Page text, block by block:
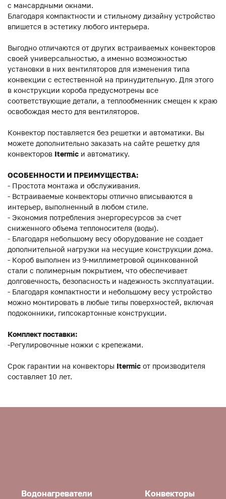
с мансардными окнами.
Благодаря компактности и стильному дизайну устройство
впишется в эстетику любого интерьера.
Выгодно отличаются от других встраиваемых конвекторов
своей универсальностью, а именно возможностью
установки в них вентиляторов для изменения типа
конвекции с естественной на принудительную. Для этого
в конструкции короба предусмотрены все
соответствующие детали, а теплообменник смещен к краю
освобождая место для вентиляторов.
Конвектор поставляется без решетки и автоматики. Вы
можете дополнительно заказать на сайте решетку для
конвекторов Itermic и автоматику.
ОСОБЕННОСТИ И ПРЕИМУЩЕСТВА:
- Простота монтажа и обслуживания.
- Встраиваемые конвекторы отлично вписываются в
интерьер, выполненный в любом стиле.
- Экономия потребления энергоресурсов за счет
сниженного объема теплоносителя (воды).
- Благодаря небольшому весу оборудование не создает
дополнительной нагрузки на несущие конструкции дома.
- Короб выполнен из 9-миллиметровой оцинкованной
стали с полимерным покрытием, что обеспечивает
долговечность, безопасность и надежность эксплуатации.
- Благодаря компактности и небольшому весу устройство
можно монтировать в любые типы поверхностей, включая
подоконники, гипсокартонные конструкции.
Комплект поставки:
-Регулировочные ножки с крепежами.
Срок гарантии на конвекторы Itermic от производителя
составляет 10 лет.
Водонагреватели Конвекторы